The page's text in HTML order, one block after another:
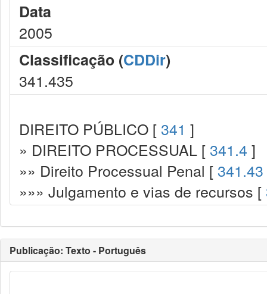
Data
2005
Classificação (CDDir)
341.435
DIREITO PÚBLICO [ 341 ]
» DIREITO PROCESSUAL [ 341.4 ]
»» Direito Processual Penal [ 341.43
»»» Julgamento e vias de recursos [
Publicação: Texto - Português